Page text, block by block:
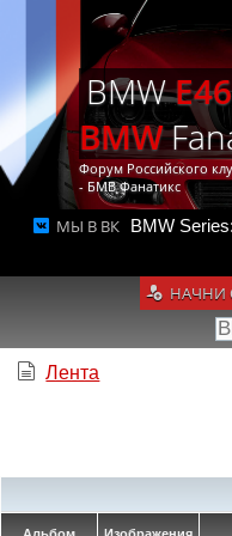
BMWE46
BMW
Форум Российского
- БМВ Фанатикс
МЫ В ВК BMW Series:
НАЧНИ
Лента